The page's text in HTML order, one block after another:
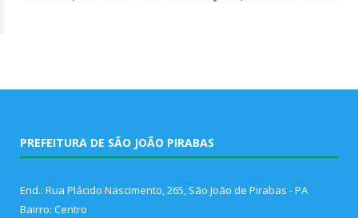
PREFEITURA DE SÃO JOÃO PIRABAS
End.: Rua Plácido Nascimento, 265, São João de Pirabas - PA
Bairro: Centro